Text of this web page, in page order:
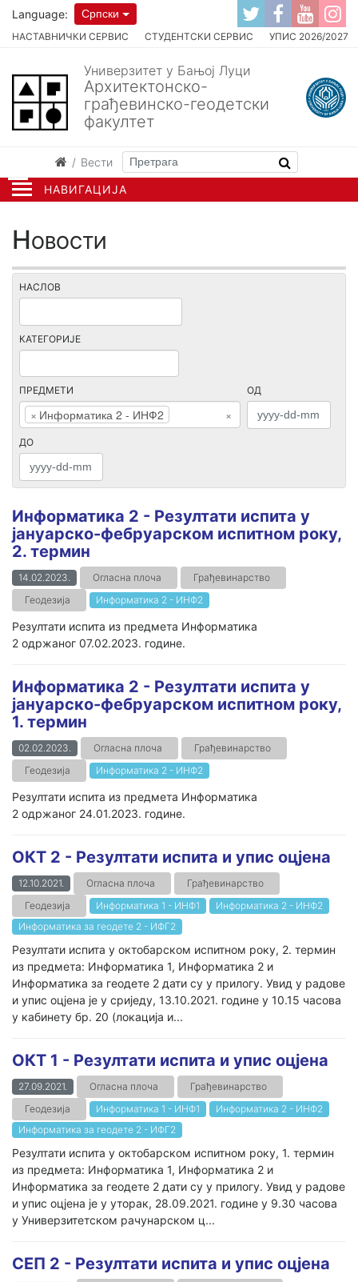
НАВИГАЦИЈА
НАСТАВНИЧКИ СЕРВИС СТУДЕНТСКИ СЕРВИС УПИС 2026/2027
Language: Српски
Универзитет у Бањој Луци
Архитектонско-
грађевинско-геодетски
факултет
Вести
Новости
НАСЛОВ
КАТЕГОРИЈЕ
ПРЕДМЕТИ
×
× Информатика 2 - ИНФ2
ОД
ДО
Информатика 2 - Резултати испита у
јануарско-фебруарском испитном року,
2. термин
14.02.2023. Огласна плоча
Грађевинарство
Геодезија
Информатика 2 - ИНФ2
Резултати испита из предмета Информатика
2 одржаног 07.02.2023. године.
Информатика 2 - Резултати испита у
јануарско-фебруарском испитном року,
1. термин
02.02.2023. Огласна плоча
Грађевинарство
Геодезија
Информатика 2 - ИНФ2
Резултати испита из предмета Информатика
2 одржаног 24.01.2023. године.
ОКТ 2 - Резултати испита и упис оцјена
12.10.2021. Огласна плоча
Грађевинарство
Геодезија
Информатика 1 - ИНФ1
Информатика 2 - ИНФ2
Информатика за геодете 2 - ИФГ2
Резултати испита у октобарском испитном року, 2. термин
из предмета: Информатика 1, Информатика 2 и
Информатика за геодете 2 дати су у прилогу. Увид у радове
и упис оцјена је у сриједу, 13.10.2021. године у 10.15 часова
у кабинету бр. 20 (локација и...
ОКТ 1 - Резултати испита и упис оцјена
27.09.2021. Огласна плоча
Грађевинарство
Геодезија
Информатика 1 - ИНФ1
Информатика 2 - ИНФ2
Информатика за геодете 2 - ИФГ2
Резултати испита у октобарском испитном року, 1. термин
из предмета: Информатика 1, Информатика 2 и
Информатика за геодете 2 дати су у прилогу. Увид у радове
и упис оцјена је у уторак, 28.09.2021. године у 9.30 часова
у Универзитетском рачунарском ц...
СЕП 2 - Резултати испита и упис оцјена